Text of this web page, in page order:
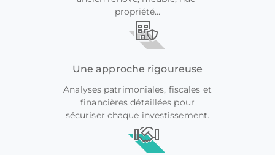
propriété…
Une approche rigoureuse
Analyses patrimoniales, fiscales et
financières détaillées pour
sécuriser chaque investissement.